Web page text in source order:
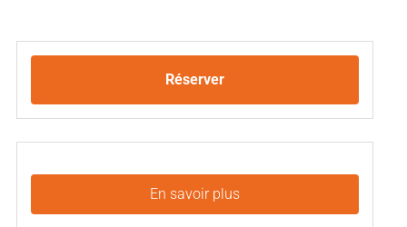
Réserver
En savoir plus